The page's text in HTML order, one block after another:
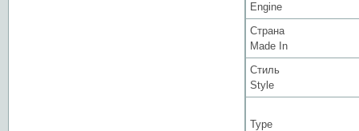
Engine
Страна
Made In
Стиль
Style
Type